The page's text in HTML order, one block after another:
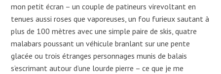
mon petit écran – un couple de patineurs virevoltant en
tenues aussi roses que vaporeuses, un fou furieux sautant à
plus de 100 mètres avec une simple paire de skis, quatre
malabars poussant un véhicule branlant sur une pente
glacée ou trois étranges personnages munis de balais
s’escrimant autour d’une lourde pierre – ce que je me